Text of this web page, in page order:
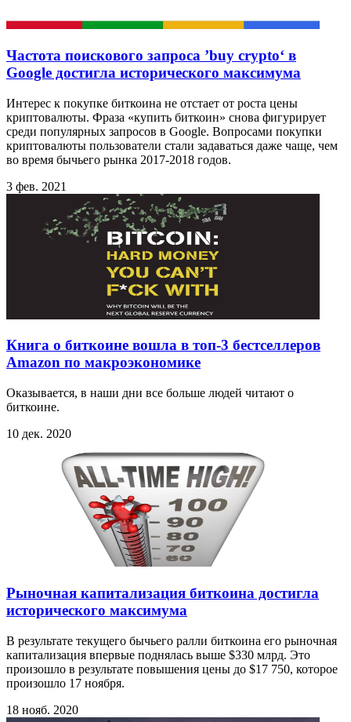
Частота поискового запроса ’buy crypto‘ в
Google достигла исторического максимума
Интерес к покупке биткоина не отстает от роста цены
криптовалюты. Фраза «купить биткоин» снова фигурирует
среди популярных запросов в Google. Вопросами покупки
криптовалюты пользователи стали задаваться даже чаще, чем
во время бычьего рынка 2017-2018 годов.
3 фев. 2021
Книга о биткоине вошла в топ-3 бестселлеров
Amazon по макроэкономике
Оказывается, в наши дни все больше людей читают о
биткоине.
10 дек. 2020
Рыночная капитализация биткоина достигла
исторического максимума
В результате текущего бычьего ралли биткоина его рыночная
капитализация впервые поднялась выше $330 млрд. Это
произошло в результате повышения цены до $17 750, которое
произошло 17 ноября.
18 нояб. 2020